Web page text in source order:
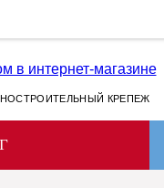
КРЕПЕЖ